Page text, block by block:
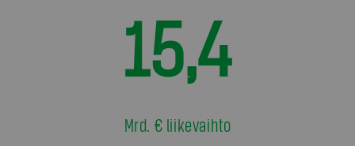
15,4
Mrd. € liikevaihto